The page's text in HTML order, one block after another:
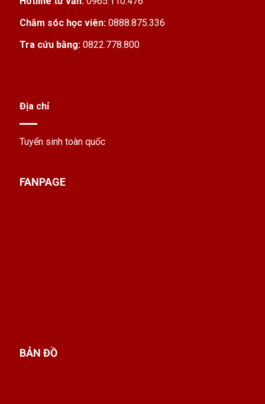
Chăm sóc học viên: 0888.875.336
Tra cứu bằng: 0822.778.800
Địa chỉ
Tuyển sinh toàn quốc
FANPAGE
BẢN ĐỒ